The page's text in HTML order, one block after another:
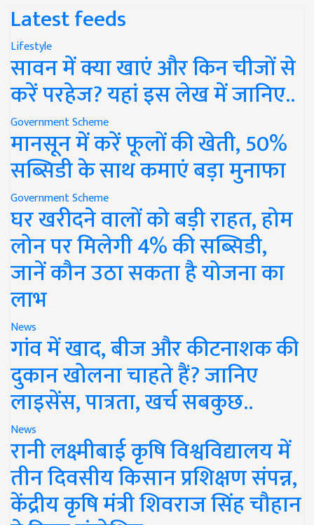
Latest feeds
Lifestyle
सावन में क्या खाएं और किन चीजों से
करें परहेज? यहां इस लेख में जानिए..
Government Scheme
मानसून में करें फूलों की खेती, 50%
सब्सिडी के साथ कमाएं बड़ा मुनाफा
Government Scheme
घर खरीदने वालों को बड़ी राहत, होम
लोन पर मिलेगी 4% की सब्सिडी,
जानें कौन उठा सकता है योजना का
लाभ
News
गांव में खाद, बीज और कीटनाशक की
दुकान खोलना चाहते हैं? जानिए
लाइसेंस, पात्रता, खर्च सबकुछ..
News
रानी लक्ष्मीबाई कृषि विश्वविद्यालय में
तीन दिवसीय किसान प्रशिक्षण संपन्न,
केंद्रीय कृषि मंत्री शिवराज सिंह चौहान